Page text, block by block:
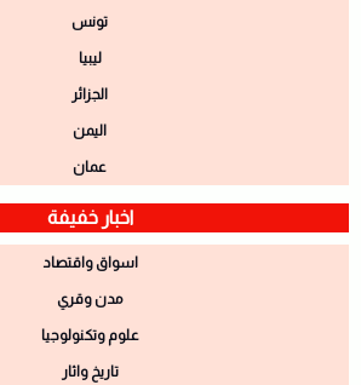
تونس
ليبيا
الجزائر
اليمن
عمان
اخبار خفيفة
اسواق واقتصاد
مدن وقري
علوم وتكنولوجيا
تاريخ واثار